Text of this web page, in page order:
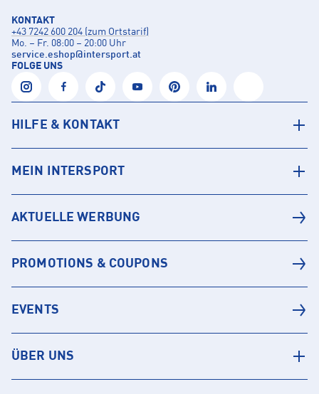
KONTAKT
+43 7242 600 204 (zum Ortstarif)
Mo. – Fr. 08:00 – 20:00 Uhr
service.eshop@intersport.at
FOLGE UNS
HILFE & KONTAKT
MEIN INTERSPORT
AKTUELLE WERBUNG
PROMOTIONS & COUPONS
EVENTS
ÜBER UNS